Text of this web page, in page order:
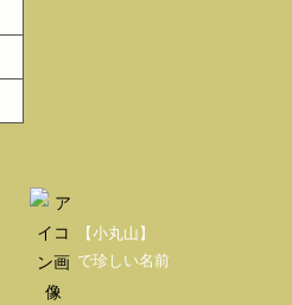
【小丸山】
で珍しい名前